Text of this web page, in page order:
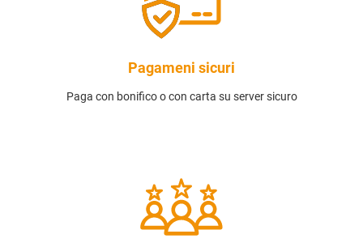
Pagameni sicuri
Paga con bonifico o con carta su server sicuro